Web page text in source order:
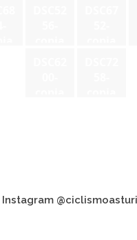
Instagram